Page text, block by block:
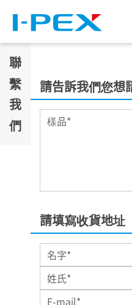
聯
繫
我
們
請告訴我們您想
Inquiry
請填寫收貨地址
名字*
姓氏*